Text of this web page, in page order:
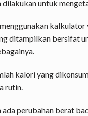
untuk
ditampilkan bersifat
kalori yang
rutin.
perubahan berat